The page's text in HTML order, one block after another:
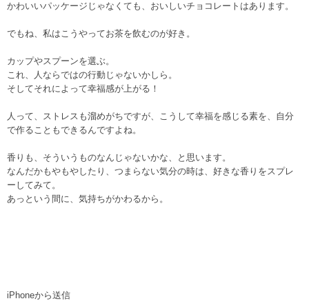
かわいいパッケージじゃなくても、おいしいチョコレートはあります。
でもね、私はこうやってお茶を飲むのが好き。
カップやスプーンを選ぶ。
これ、人ならではの行動じゃないかしら。
そしてそれによって幸福感が上がる！
人って、ストレスも溜めがちですが、こうして幸福を感じる素を、自分
で作ることもできるんですよね。
香りも、そういうものなんじゃないかな、と思います。
なんだかもやもやしたり、つまらない気分の時は、好きな香りをスプレ
ーしてみて。
あっという間に、気持ちがかわるから。
iPhoneから送信